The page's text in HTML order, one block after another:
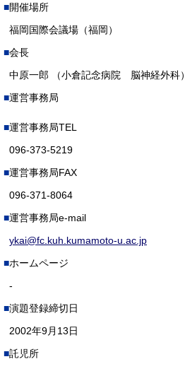
開催場所
福岡国際会議場（福岡）
会長
中原一郎 （小倉記念病院 脳神経外科）
運営事務局
運営事務局TEL
096-373-5219
運営事務局FAX
096-371-8064
運営事務局e-mail
ykai@fc.kuh.kumamoto-u.ac.jp
ホームページ
-
演題登録締切日
2002年9月13日
託児所